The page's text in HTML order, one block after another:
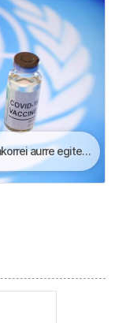
behar jako mundu guztiari" | Aupa Bizkaia